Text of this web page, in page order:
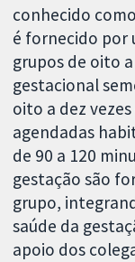
conhecido
é fornecido por
grupos de oito
gestacional
oito a dez
agendadas
de 90 a 120
gestação são
grupo,
saúde da
apoio dos